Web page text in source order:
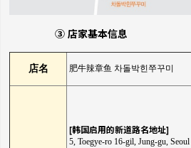
③ 店家基本信息
店名 肥牛辣章鱼 차돌박힌쭈꾸미
[韩国启用的新道路名地址]
5, Toegye-ro 16-gil, Jung-gu, Seoul